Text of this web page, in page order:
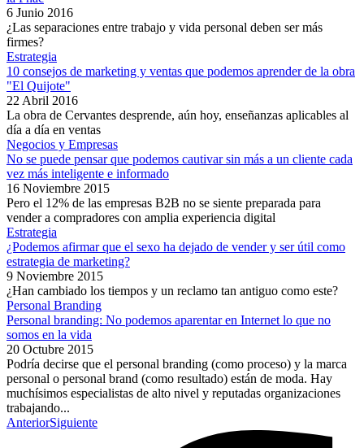
6 Junio 2016
¿Las separaciones entre trabajo y vida personal deben ser más
firmes?
Estrategia
10 consejos de marketing y ventas que podemos aprender de la obra
"El Quijote"
22 Abril 2016
La obra de Cervantes desprende, aún hoy, enseñanzas aplicables al
día a día en ventas
Negocios y Empresas
No se puede pensar que podemos cautivar sin más a un cliente cada
vez más inteligente e informado
16 Noviembre 2015
Pero el 12% de las empresas B2B no se siente preparada para
vender a compradores con amplia experiencia digital
Estrategia
¿Podemos afirmar que el sexo ha dejado de vender y ser útil como
estrategia de marketing?
9 Noviembre 2015
¿Han cambiado los tiempos y un reclamo tan antiguo como este?
Personal Branding
Personal branding: No podemos aparentar en Internet lo que no
somos en la vida
20 Octubre 2015
Podría decirse que el personal branding (como proceso) y la marca
personal o personal brand (como resultado) están de moda. Hay
muchísimos especialistas de alto nivel y reputadas organizaciones
trabajando...
AnteriorSiguiente